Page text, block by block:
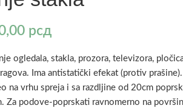
рсд
ogledala, stakla, prozora, televizora,
Ima antistatički efekat (protiv prašine).
na vrhu spreja i sa razdljine od 20cm
Za podove-poprskati ravnomerno na